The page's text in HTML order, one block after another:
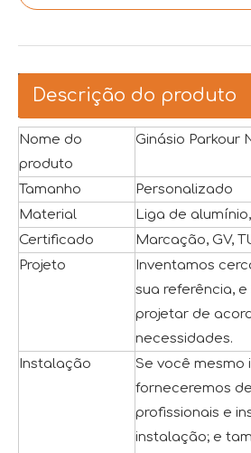
Descrição do produto
Nome do
produto
Ginásio Parkour
Tamanho
Personalizado
Material
Liga de
Certificado
Marcação, GV,
Projeto
Inventamos
sua referência,
projetar de
necessidades.
Instalação
Se você mesmo
forneceremos
profissionais e
instalação; e